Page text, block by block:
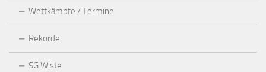
Wettkämpfe / Termine
Rekorde
SG Wiste